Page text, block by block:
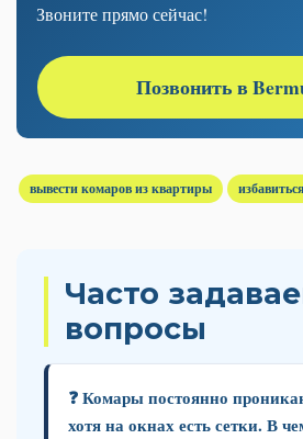
Звоните прямо сейчас!
Позвонить в
вывести комаров из квартиры
Часто
вопросы
❓ Комары постоянно
хотя на окнах есть сетки. В